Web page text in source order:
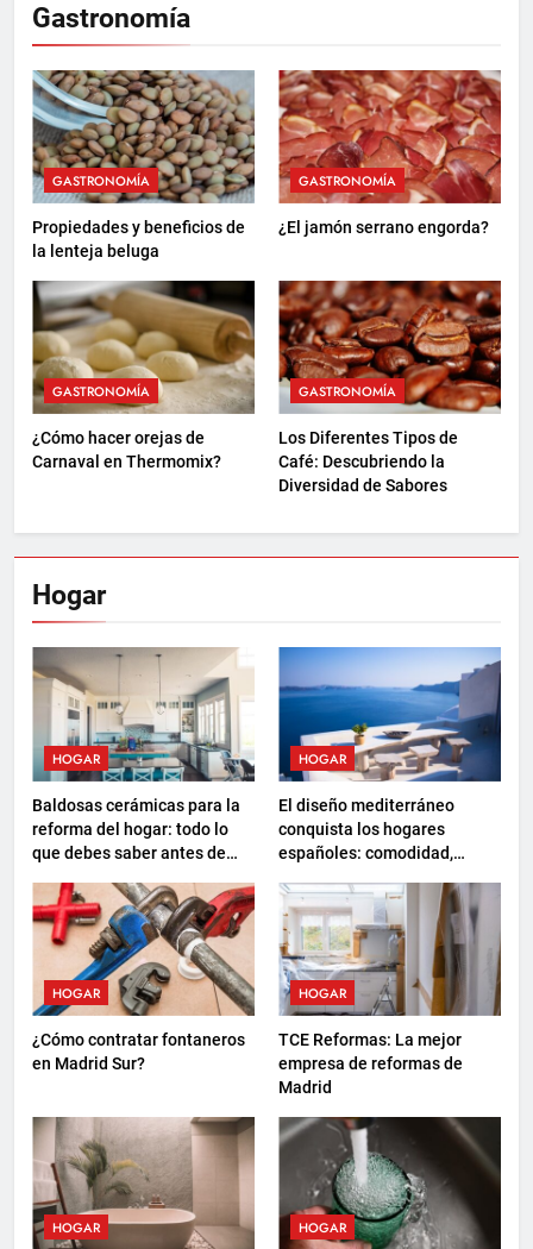
Gastronomía
GASTRONOMÍA
Propiedades y beneficios de
la lenteja beluga
GASTRONOMÍA
¿El jamón serrano engorda?
GASTRONOMÍA
¿Cómo hacer orejas de
Carnaval en Thermomix?
GASTRONOMÍA
Los Diferentes Tipos de
Café: Descubriendo la
Diversidad de Sabores
Hogar
HOGAR
Baldosas cerámicas para la
reforma del hogar: todo lo
que debes saber antes de
HOGAR
El diseño mediterráneo
conquista los hogares
españoles: comodidad,
formas de descanso
HOGAR
¿Cómo contratar fontaneros
en Madrid Sur?
HOGAR
TCE Reformas: La mejor
empresa de reformas de
Madrid
HOGAR HOGAR